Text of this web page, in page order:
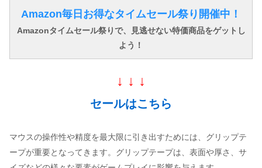
Amazon毎日お得なタイムセール祭り開催中！
Amazonタイムセール祭りで、見逃せない特価商品をゲットし
よう！
↓ ↓ ↓
セールはこちら
マウスの操作性や精度を最大限に引き出すためには、グリップテ
ープが重要となってきます。グリップテープは、表面や厚さ、サ